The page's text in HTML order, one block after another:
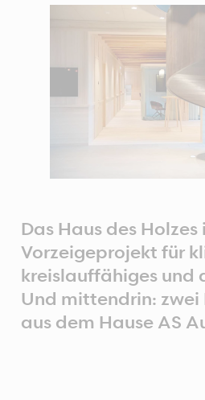
Das Haus des Holzes
Vorzeigeprojekt für
kreislauffähiges und
Und mittendrin: zwei
aus dem Hause AS